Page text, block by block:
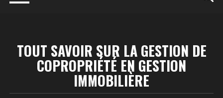
TOUT SAVOIR SUR LA GESTION DE
COPROPRIÉTÉ EN GESTION
IMMOBILIÈRE